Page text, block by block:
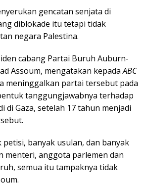
gencatan senjata di
diblokade itu tetapi tidak
negara Palestina.
cabang Partai Buruh Auburn-
Assoum, mengatakan kepadaABC
meninggalkan partai tersebut pada
tanggungjawabnya terhadap
di Gaza, setelah 17 tahun menjadi
petisi, banyak usulan, dan banyak
menteri, anggota parlemen dan
semua itu tampaknya tidak